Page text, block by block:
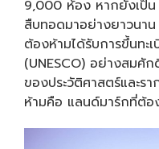
9,000 ห้อง หากยังเป็
สืบทอดมาอย่างยาวนาน
ต้องห้ามได้รับการขึ้นทะ
(UNESCO) อย่างสมศั
ของประวัติศาสตร์และร
ห้ามคือ แลนด์มาร์กที่ต้อ